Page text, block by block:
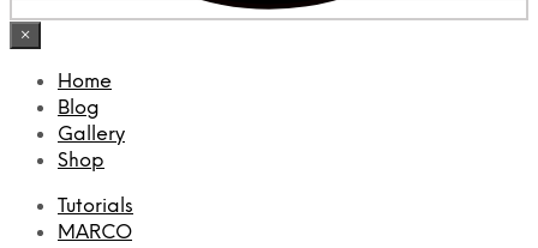
×
Home
Blog
Gallery
Shop
Tutorials
MARCO